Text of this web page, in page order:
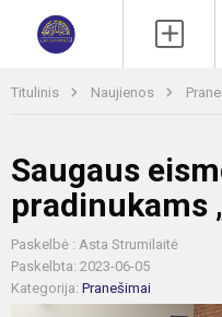
Titulinis Naujienos
Saugaus
pradinukams
Paskelbė : Asta Strumilaitė
Paskelbta: 2023-06-05
Kategorija: Pranešimai